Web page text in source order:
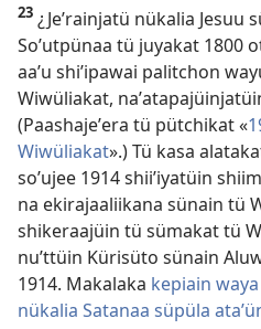
23 ¿Jeʼrainjatü nükalia Jesuu
Soʼutpünaa tü juyakat 1800
aaʼu shiʼipawai palitchon
Wiwüliakat,
(Paashajeʼera tü pütchikat «
Wiwüliakat».) Tü kasa
soʼujee 1914 shiiʼiyatüin
na ekirajaaliikana sünain tü
shikeraajüin tü sümakat tü
nuʼttüin Kürisüto sünain
1914. Makalaka kepiain waya
nükalia Satanaa süpüla